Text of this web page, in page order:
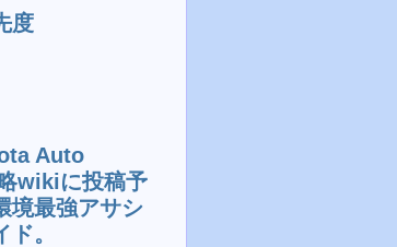
度
Auto
wikiに投稿予
境最強アサシ
。